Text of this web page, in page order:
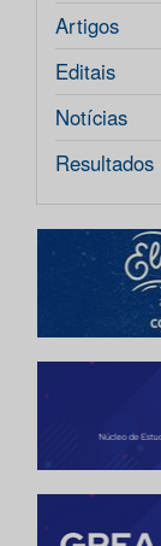
Artigos
Editais
Notícias
Resultados